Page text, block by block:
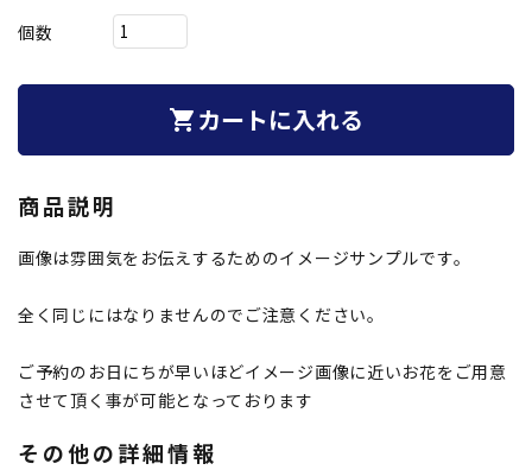
個数
shopping_cart カートに入れる
商品説明
画像は雰囲気をお伝えするためのイメージサンプルです。
全く同じにはなりませんのでご注意ください。
ご予約のお日にちが早いほどイメージ画像に近いお花をご用意
させて頂く事が可能となっております
その他の詳細情報